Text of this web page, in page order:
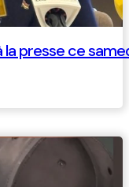
la presse ce